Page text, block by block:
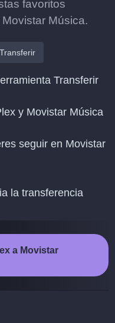
favoritos
Música.
Transferir
Transferir
y Movistar Música
seguir en Movistar
la transferencia
a Movistar